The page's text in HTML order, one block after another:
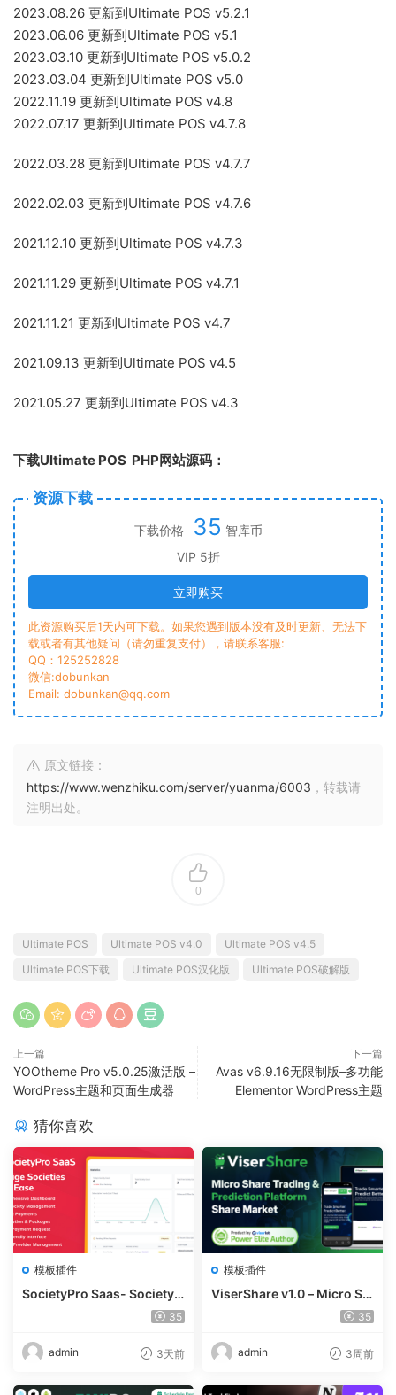
2023.08.26 更新到Ultimate POS v5.2.1
2023.06.06 更新到Ultimate POS v5.1
2023.03.10 更新到Ultimate POS v5.0.2
2023.03.04 更新到Ultimate POS v5.0
2022.11.19 更新到Ultimate POS v4.8
2022.07.17 更新到Ultimate POS v4.7.8
2022.03.28 更新到Ultimate POS v4.7.7
2022.02.03 更新到Ultimate POS v4.7.6
2021.12.10 更新到Ultimate POS v4.7.3
2021.11.29 更新到Ultimate POS v4.7.1
2021.11.21 更新到Ultimate POS v4.7
2021.09.13 更新到Ultimate POS v4.5
2021.05.27 更新到Ultimate POS v4.3
下载Ultimate POS PHP网站源码：
资源下载
下载价格 35 智库币
VIP 5折
立即购买
此资源购买后1天内可下载。如果您遇到版本没有及时更新、无法下
载或者有其他疑问（请勿重复支付），请联系客服:
QQ：125252828
微信:dobunkan
Email: dobunkan@qq.com
原文链接：
https://www.wenzhiku.com/server/yuanma/6003 ，转载请
注明出处。
0
Ultimate POS Ultimate POS v4.0
Ultimate POS v4.5
Ultimate POS下载
Ultimate POS汉化版 Ultimate POS破解版
上一篇
YOOtheme Pro v5.0.25激活版 –
WordPress主题和页面生成器
下一篇
Avas v6.9.16无限制版–多功能
Elementor WordPress主题
猜你喜欢
模板插件
SocietyPro Saas- Society
Management Software v1.35
admin 3天前
模板插件
ViserShare v1.0 – Micro Sh
are Trading And Prediction
35
admin 3周前